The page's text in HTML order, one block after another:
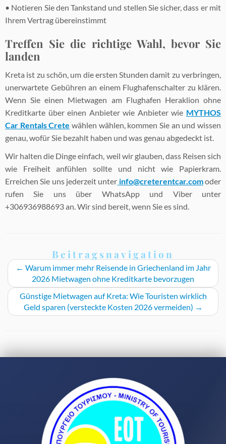
• Notieren Sie den Tankstand und stellen Sie sicher, dass er mit
Ihrem Vertrag übereinstimmt
Treffen Sie die richtige Wahl, bevor Sie
landen
Kreta ist zu schön, um die ersten Stunden damit zu verbringen,
unerwartete Gebühren an einem Flughafenschalter zu klären.
Wenn Sie einen Mietwagen am Flughafen Heraklion ohne
Kreditkarte über einen Anbieter wie Anbieter wie MYTHOS
Car Rentals Crete wählen wählen, kommen Sie an und wissen
genau, wofür Sie bezahlt haben und was genau abgedeckt ist.
Wir halten die Dinge einfach, weil wir glauben, dass Reisen sich
wie Freiheit anfühlen sollte und nicht wie Papierkram.
Erreichen Sie uns jederzeit unter info@creterentcar.comoder
rufen Sie uns über WhatsApp und Viber unter
+306936988693 an. Wir sind bereit, wenn Sie es sind.
Beitragsnavigation
← Warum immer mehr Reisende in Griechenland im Jahr
2026 Mietwagen ohne Kreditkarte bevorzugen
Günstige Mietwagen auf Kreta: Wie Touristen wirklich
Geld sparen (versteckte Kosten 2026 vermeiden) →